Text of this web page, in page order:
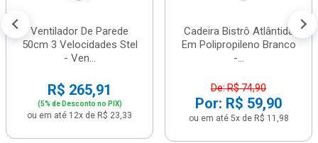
Ventilador De Parede
50cm 3 Velocidades Stel
- Ven...
R$ 265,91
(5% de Desconto no PIX)
ou em até 12x de R$ 23,33
Cadeira Bistrô Atlântida
Em Polipropileno Branco
-...
De: R$ 74,90
Por: R$ 59,90
ou em até 5x de R$ 11,98